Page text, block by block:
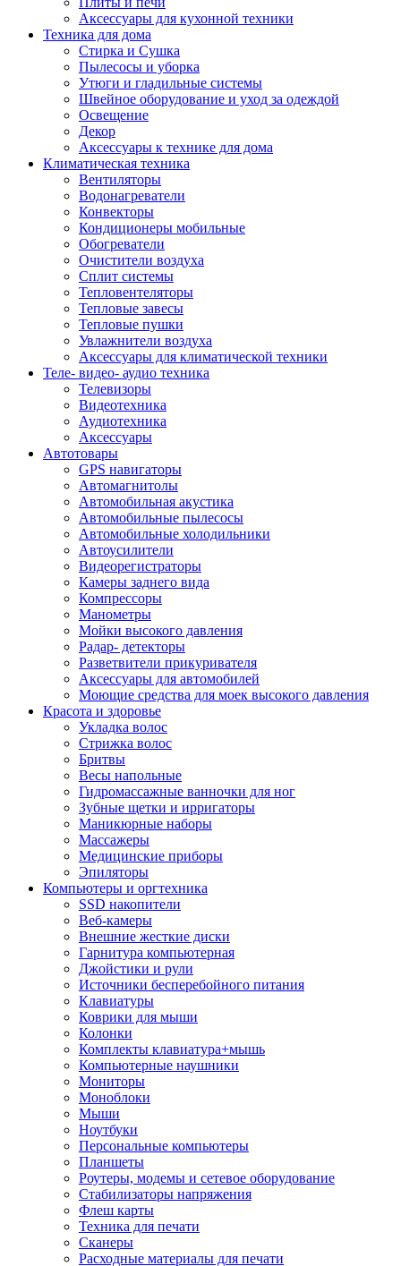
Аксессуары для кухонной техники
Техника для дома
Стирка и Сушка
Пылесосы и уборка
Утюги и гладильные системы
Швейное оборудование и уход за одеждой
Освещение
Декор
Аксессуары к технике для дома
Климатическая техника
Вентиляторы
Водонагреватели
Конвекторы
Кондиционеры мобильные
Обогреватели
Очистители воздуха
Сплит системы
Тепловентеляторы
Тепловые завесы
Тепловые пушки
Увлажнители воздуха
Аксессуары для климатической техники
Теле- видео- аудио техника
Телевизоры
Видеотехника
Аудиотехника
Аксессуары
Автотовары
GPS навигаторы
Автомагнитолы
Автомобильная акустика
Автомобильные пылесосы
Автомобильные холодильники
Автоусилители
Видеорегистраторы
Камеры заднего вида
Компрессоры
Манометры
Мойки высокого давления
Радар- детекторы
Разветвители прикуривателя
Аксессуары для автомобилей
Моющие средства для моек высокого давления
Красота и здоровье
Укладка волос
Стрижка волос
Бритвы
Весы напольные
Гидромассажные ванночки для ног
Зубные щетки и ирригаторы
Маникюрные наборы
Массажеры
Медицинские приборы
Эпиляторы
Компьютеры и оргтехника
SSD накопители
Веб-камеры
Внешние жесткие диски
Гарнитура компьютерная
Джойстики и рули
Источники бесперебойного питания
Клавиатуры
Коврики для мыши
Колонки
Комплекты клавиатура+мышь
Компьютерные наушники
Мониторы
Моноблоки
Мыши
Ноутбуки
Персональные компьютеры
Планшеты
Роутеры, модемы и сетевое оборудование
Стабилизаторы напряжения
Флеш карты
Техника для печати
Сканеры
Расходные материалы для печати